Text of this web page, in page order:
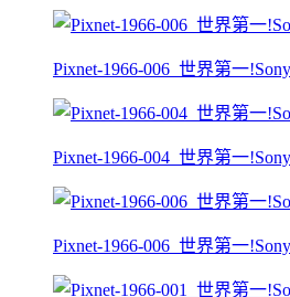
Pixnet-1966-006_世界第一
Pixnet-1966-004_世界第一
Pixnet-1966-006_世界第一